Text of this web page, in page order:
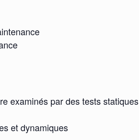
examinés par des tests statiques
et dynamiques